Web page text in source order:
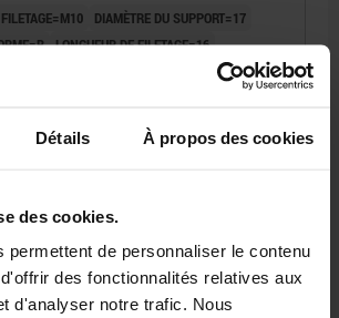
Détails À propos des cookies
des cookies.
permettent de personnaliser le contenu
des fonctionnalités relatives aux
d'analyser notre trafic. Nous
DIAMÈTRE DU SUPPORT=17
LONGUEUR DE FILETAGE=16